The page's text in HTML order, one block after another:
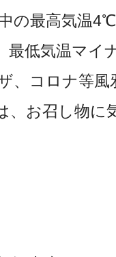
の最高気温
最低気温マイ
、コロナ等
、お召し物